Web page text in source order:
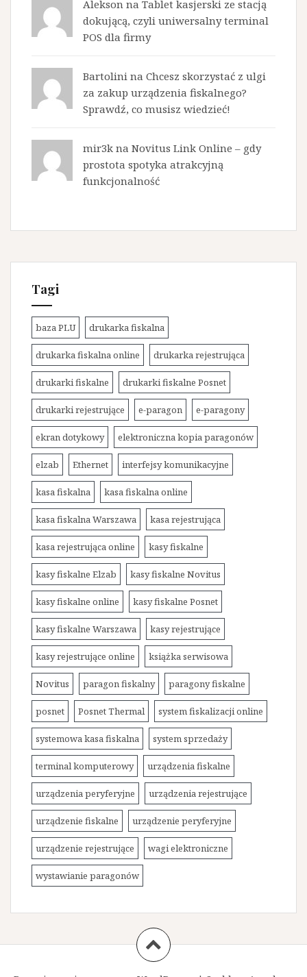
Alekson na Tablet kasjerski ze stacją
dokującą, czyli uniwersalny terminal
POS dla firmy
Bartolini na Chcesz skorzystać z ulgi
za zakup urządzenia fiskalnego?
Sprawdź, co musisz wiedzieć!
mir3k na Novitus Link Online – gdy
prostota spotyka atrakcyjną
funkcjonalność
Tagi
baza PLU drukarka fiskalna
drukarka fiskalna online drukarka rejestrująca
drukarki fiskalne drukarki fiskalne Posnet
drukarki rejestrujące e-paragon e-paragony
ekran dotykowy elektroniczna kopia paragonów
elzab Ethernet interfejsy komunikacyjne
kasa fiskalna kasa fiskalna online
kasa fiskalna Warszawa kasa rejestrująca
kasa rejestrująca online kasy fiskalne
kasy fiskalne Elzab kasy fiskalne Novitus
kasy fiskalne online kasy fiskalne Posnet
kasy fiskalne Warszawa kasy rejestrujące
kasy rejestrujące online książka serwisowa
Novitus paragon fiskalny paragony fiskalne
posnet Posnet Thermal system fiskalizacji online
systemowa kasa fiskalna system sprzedaży
terminal komputerowy urządzenia fiskalne
urządzenia peryferyjne urządzenia rejestrujące
urządzenie fiskalne urządzenie peryferyjne
urządzenie rejestrujące wagi elektroniczne
wystawianie paragonów